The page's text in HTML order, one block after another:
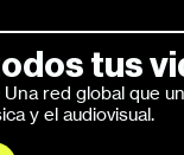
tus
red global que
y el audiovisual.